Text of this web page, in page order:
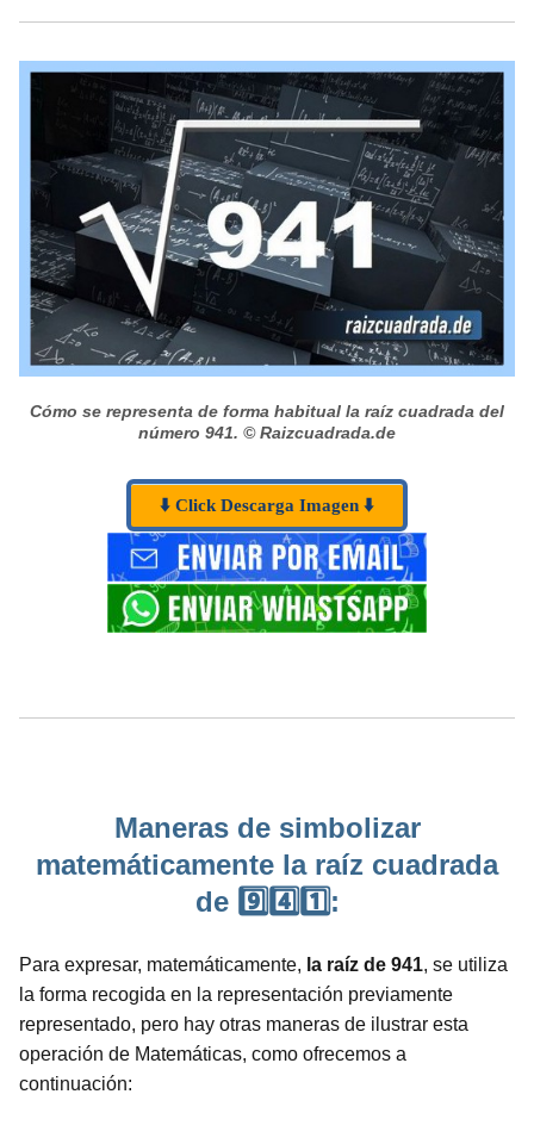
Cómo se representa de forma habitual la raíz cuadrada del
número 941. © Raizcuadrada.de
⬇️ Click Descarga Imagen ⬇️
Maneras de simbolizar
matemáticamente la raíz cuadrada
de 9️⃣4️⃣1️⃣:
Para expresar, matemáticamente, la raíz de 941, se utiliza
la forma recogida en la representación previamente
representado, pero hay otras maneras de ilustrar esta
operación de Matemáticas, como ofrecemos a
continuación: